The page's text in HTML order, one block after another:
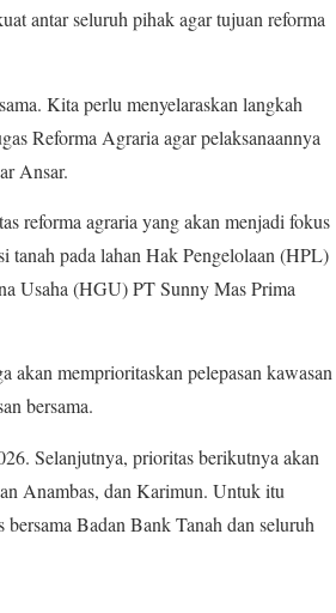
antar seluruh pihak agar tujuan reforma
Kita perlu menyelaraskan langkah
Reforma Agraria agar pelaksanaannya
Ansar.
reforma agraria yang akan menjadi fokus
tanah pada lahan Hak Pengelolaan (HPL)
Usaha (HGU) PT Sunny Mas Prima
memprioritaskan pelepasan kawasan
bersama.
Selanjutnya, prioritas berikutnya akan
Anambas, dan Karimun. Untuk itu
Badan Bank Tanah dan seluruh